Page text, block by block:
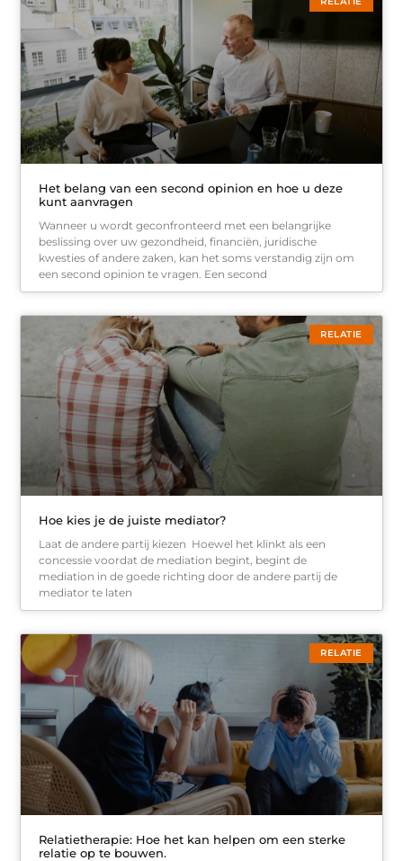
Het belang van een second opinion en hoe u deze
kunt aanvragen
Wanneer u wordt geconfronteerd met een belangrijke
beslissing over uw gezondheid, financiën, juridische
kwesties of andere zaken, kan het soms verstandig zijn om
een second opinion te vragen. Een second
RELATIE
Hoe kies je de juiste mediator?
Laat de andere partij kiezen Hoewel het klinkt als een
concessie voordat de mediation begint, begint de
mediation in de goede richting door de andere partij de
mediator te laten
RELATIE
Relatietherapie: Hoe het kan helpen om een sterke
relatie op te bouwen.